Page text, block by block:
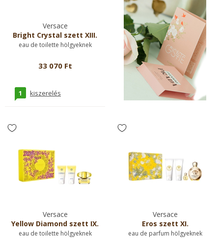
Versace
Bright Crystal szett XIII.
eau de toilette hölgyeknek
33 070 Ft
1 kiszerelés
Versace
Yellow Diamond szett IX.
eau de toilette hölgyeknek
Versace
Eros szett XI.
eau de parfum hölgyeknek